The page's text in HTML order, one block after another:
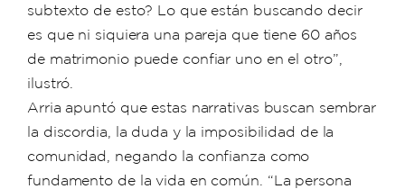
subtexto de esto? Lo que están buscando decir
es que ni siquiera una pareja que tiene 60 años
de matrimonio puede confiar uno en el otro”,
ilustró.
Arria apuntó que estas narrativas buscan sembrar
la discordia, la duda y la imposibilidad de la
comunidad, negando la confianza como
fundamento de la vida en común. “La persona